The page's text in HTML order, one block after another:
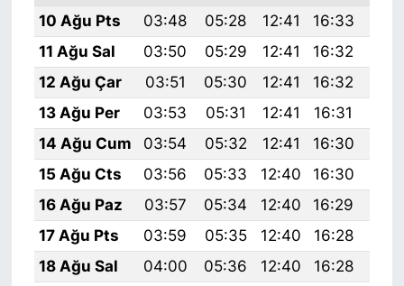
10 Ağu Pts
03:48 05:28 12:41 16:33
11 Ağu Sal
03:50 05:29 12:41 16:32
12 Ağu Çar
03:51 05:30 12:41 16:32
13 Ağu Per
03:53 05:31 12:41 16:31
14 Ağu Cum
03:54 05:32 12:41 16:30
15 Ağu Cts
03:56 05:33 12:40 16:30
16 Ağu Paz
03:57 05:34 12:40 16:29
17 Ağu Pts
03:59 05:35 12:40 16:28
18 Ağu Sal
04:00 05:36 12:40 16:28